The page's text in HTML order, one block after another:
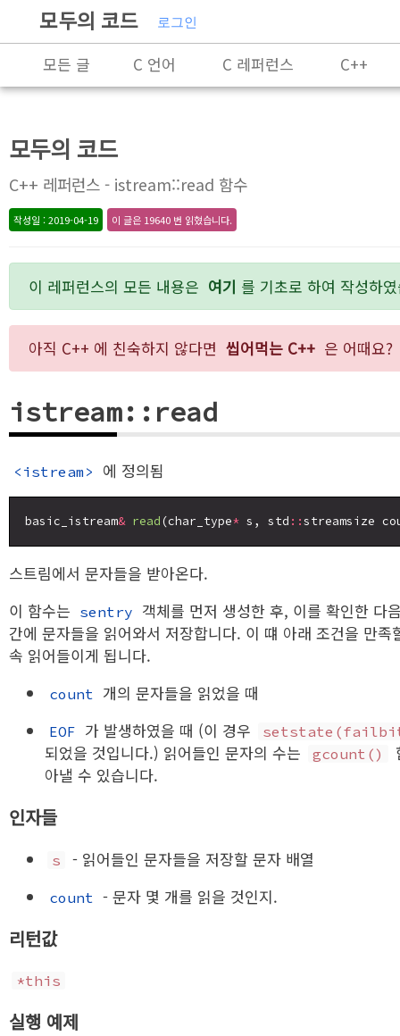
모두의 코드 로그인
모든 글 C 언어 C 레퍼런스
C++
잡담
모두의 코드
C++ 레퍼런스 - istream::read 함수
작성일 : 2019-04-19 이 글은 19640 번 읽혔습니다.
이 레퍼런스의 모든 내용은 여기 를 기초로 하여 작성하
아직 C++ 에 친숙하지 않다면 씹어먹는 C++ 은 어때요?
istream::read
<istream> 에 정의됨
basic_istream& read (char_type* s, std ::
스트림에서 문자들을 받아온다.
이 함수는 sentry 객체를 먼저 생성한 후, 이를 확인한 다
간에 문자들을 읽어와서 저장합니다. 이 떄 아래 조건을 만족
속 읽어들이게 됩니다.
count 개의 문자들을 읽었을 때
EOF 가 발생하였을 때 (이 경우
되었을 것입니다.) 읽어들인 문자의 수는 gcount()
아낼 수 있습니다.
인자들
s - 읽어들인 문자들을 저장할 문자 배열
count - 문자 몇 개를 읽을 것인지.
리턴값
*this
실행 예제